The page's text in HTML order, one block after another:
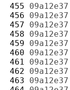
455 09a12e37
456 09a12e37
457 09a12e37
458 09a12e37
459 09a12e37
460 09a12e37
461 09a12e37
462 09a12e37
463 09a12e37